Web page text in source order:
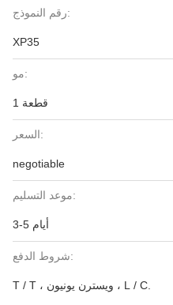
رقم النموذج:
XP35
مو:
1 قطعة
السعر:
negotiable
موعد التسليم:
3-5 أيام
شروط الدفع:
T / T ، ويسترن يونيون ، L / C.